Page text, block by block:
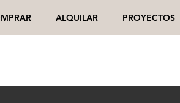
ALQUILAR PROYECTOS